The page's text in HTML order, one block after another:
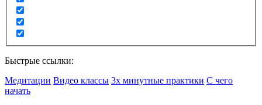
Быстрые ссылки:
Медитации Видео классы 3х минутные практики С чего
начать